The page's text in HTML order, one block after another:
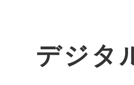
デジタ